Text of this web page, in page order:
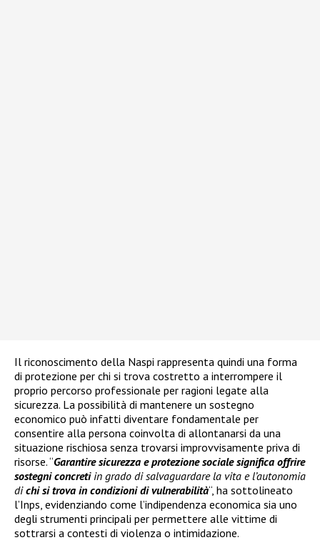
Il riconoscimento della Naspi rappresenta quindi una forma
di protezione per chi si trova costretto a interrompere il
proprio percorso professionale per ragioni legate alla
sicurezza. La possibilità di mantenere un sostegno
economico può infatti diventare fondamentale per
consentire alla persona coinvolta di allontanarsi da una
situazione rischiosa senza trovarsi improvvisamente priva di
risorse. “Garantire sicurezza e protezione sociale significa offrire
sostegni concretiin grado di salvaguardare la vita e l’autonomia
dichi si trova in condizioni di vulnerabilità“, ha sottolineato
l’Inps, evidenziando come l’indipendenza economica sia uno
degli strumenti principali per permettere alle vittime di
sottrarsi a contesti di violenza o intimidazione.